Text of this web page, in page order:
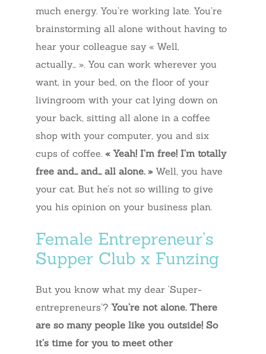
much energy. You’re working late. You’re
brainstorming all alone without having to
hear your colleague say « Well,
actually… ». You can work wherever you
want, in your bed, on the floor of your
livingroom with your cat lying down on
your back, sitting all alone in a coffee
shop with your computer, you and six
cups of coffee. « Yeah! I’m free! I’m totally
free and… and… all alone. »Well, you have
your cat. But he’s not so willing to give
you his opinion on your business plan.
Female Entrepreneur’s
Supper Club x Funzing
But you know what my dear ‘Super-
entrepreneurs’? You’re not alone. There
are so many people like you outside! So
it’s time for you to meet other